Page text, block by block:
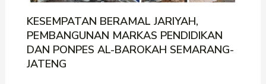
KESEMPATAN BERAMAL JARIYAH,
PEMBANGUNAN MARKAS PENDIDIKAN
DAN PONPES AL-BAROKAH SEMARANG-
JATENG